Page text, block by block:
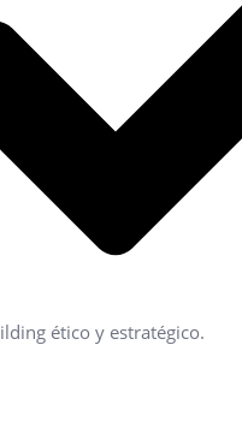
ético y estratégico.